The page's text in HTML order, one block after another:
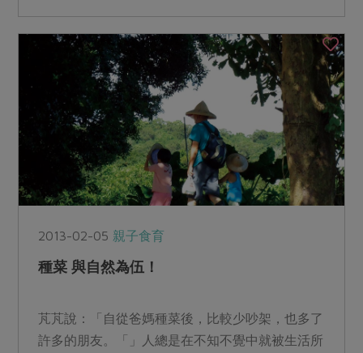
2013-02-05 親子食育
種菜 與自然為伍！
芃芃說：「自從爸媽種菜後，比較少吵架，也多了
許多的朋友。「」人總是在不知不覺中就被生活所